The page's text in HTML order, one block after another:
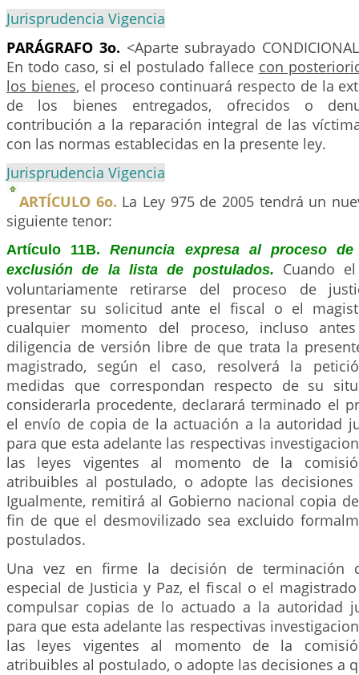
Jurisprudencia Vigencia
PARÁGRAFO 3o. <Aparte subrayado
En todo caso, si el postulado fallece con
los bienes, el proceso continuará respecto de la
de los bienes entregados, ofrecidos o
contribución a la reparación integral de las
con las normas establecidas en la presente ley.
Jurisprudencia Vigencia
ARTÍCULO 6o. La Ley 975 de 2005 tendrá un
siguiente tenor:
Artículo 11B.Renuncia expresa al proceso
exclusión de la lista de postulados. Cuando
voluntariamente retirarse del proceso de
presentar su solicitud ante el fiscal o el
cualquier momento del proceso, incluso
diligencia de versión libre de que trata la
magistrado, según el caso, resolverá la
medidas que correspondan respecto de su
considerarla procedente, declarará terminado el
el envío de copia de la actuación a la autoridad
para que esta adelante las respectivas
las leyes vigentes al momento de la
atribuibles al postulado, o adopte las
Igualmente, remitirá al Gobierno nacional copia
fin de que el desmovilizado sea excluido
postulados.
Una vez en firme la decisión de terminación
especial de Justicia y Paz, el fiscal o el
compulsar copias de lo actuado a la autoridad
para que esta adelante las respectivas
las leyes vigentes al momento de la
atribuibles al postulado, o adopte las decisiones a